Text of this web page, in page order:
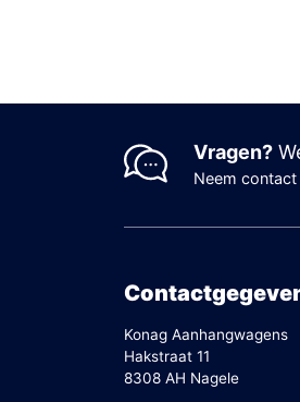
Vragen?
Neem
Konag Aanhangwagens
Hakstraat 11
8308 AH Nagele